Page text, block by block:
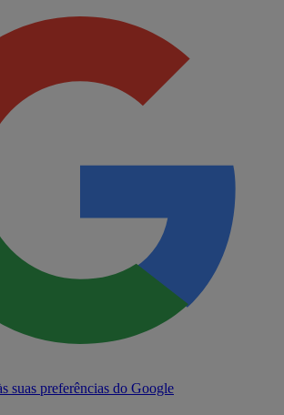
suas preferências do Google